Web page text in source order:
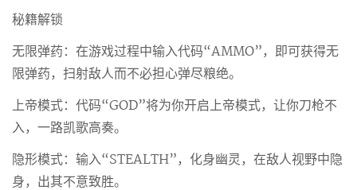
秘籍解锁
无限弹药：在游戏过程中输入代码“AMMO”，即可获得无
限弹药，扫射敌人而不必担心弹尽粮绝。
上帝模式：代码“GOD”将为你开启上帝模式，让你刀枪不
入，一路凯歌高奏。
隐形模式：输入“STEALTH”，化身幽灵，在敌人视野中隐
身，出其不意致胜。